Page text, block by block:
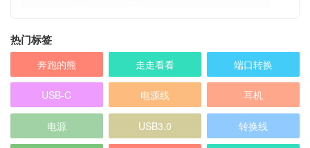
热门标签
奔跑的熊 走走看看 端口转换
USB-C 电源线 耳机
电源 USB3.0 转换线